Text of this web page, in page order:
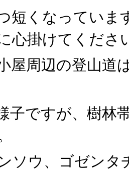
短くなっていま
心掛けてくださ
屋周辺の登山道
子ですが、樹林
ソウ、ゴゼンタ